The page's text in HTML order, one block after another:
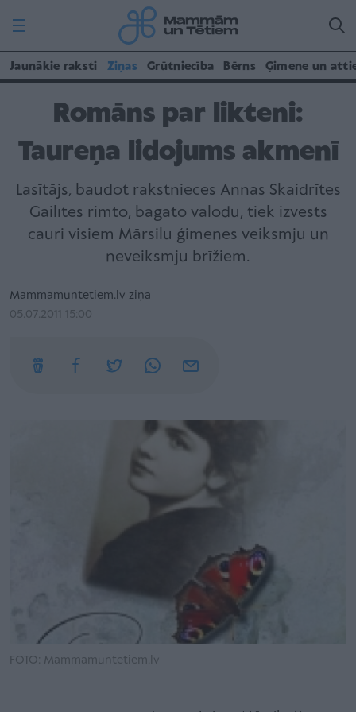
Jaunākie raksti Ziņas Grūtniecība Bērns Ģimene un
Romāns par likteni:
Taureņa lidojums akmenī
Lasītājs, baudot rakstnieces Annas Skaidrītes
Gailītes rimto, bagāto valodu, tiek izvests
cauri visiem Mārsilu ģimenes veiksmju un
neveiksmju brīžiem.
Mammamuntetiem.lv ziņa
05.07.2011 15:00
FOTO: Mammamuntetiem.lv